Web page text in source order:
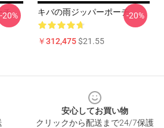
チ
-20% キバの雨ジッパーポーチ
￥312,475$21.55
-20%
安心してお買い物
クリックから配送まで24/7保護